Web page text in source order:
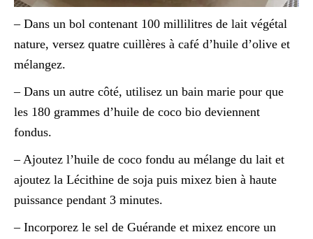
– Dans un bol contenant 100 millilitres de lait végétal
nature, versez quatre cuillères à café d’huile d’olive et
mélangez.
– Dans un autre côté, utilisez un bain marie pour que
les 180 grammes d’huile de coco bio deviennent
fondus.
– Ajoutez l’huile de coco fondu au mélange du lait et
ajoutez la Lécithine de soja puis mixez bien à haute
puissance pendant 3 minutes.
– Incorporez le sel de Guérande et mixez encore un